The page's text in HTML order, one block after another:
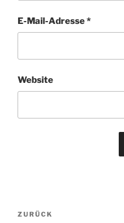
E-Mail-Adresse*
Website
Beitragsnavigation
Vorheriger
ZURÜCK